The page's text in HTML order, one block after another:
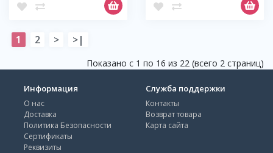
1 2 > >|
Показано с 1 по 16 из 22 (всего 2 страниц)
Информация
О нас
Доставка
Политика Безопасности
Сертификаты
Реквизиты
Служба поддержки
Контакты
Возврат товара
Карта сайта